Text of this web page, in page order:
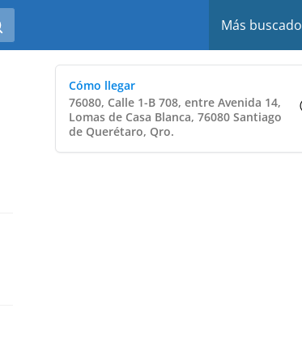
Más buscado
Cómo llegar
76080, Calle 1-B 708, entre Avenida 14,
Lomas de Casa Blanca, 76080 Santiago
de Querétaro, Qro.